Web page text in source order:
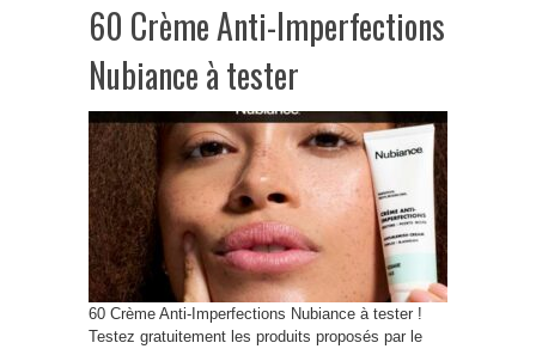
60 Crème Anti-Imperfections
Nubiance à tester
60 Crème Anti-Imperfections Nubiance à tester !
Testez gratuitement les produits proposés par le